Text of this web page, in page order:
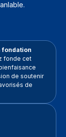
fondation
fonde cet
de soutenir
de